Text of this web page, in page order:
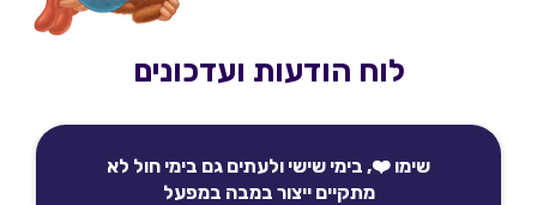
לוח הודעות ועדכונים
שימו ❤️, בימי שישי ולעתים גם בימי חול לא
מתקיים ייצור במבה במפעל